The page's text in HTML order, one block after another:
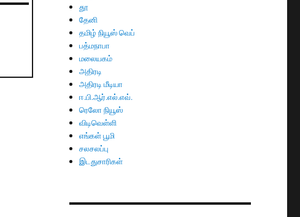
தூ
தேனி
தமிழ் நியூஸ் வெப்
பத்மநாபா
மலையகம்
அதிரடி
அதிரடி மீடியா
ஈ.பி.ஆர்.எல்.எவ்.
ரெலோ நியூஸ்
விடிவெள்ளி
எங்கள் பூமி
சலசலப்பு
இடதுசாரிகள்